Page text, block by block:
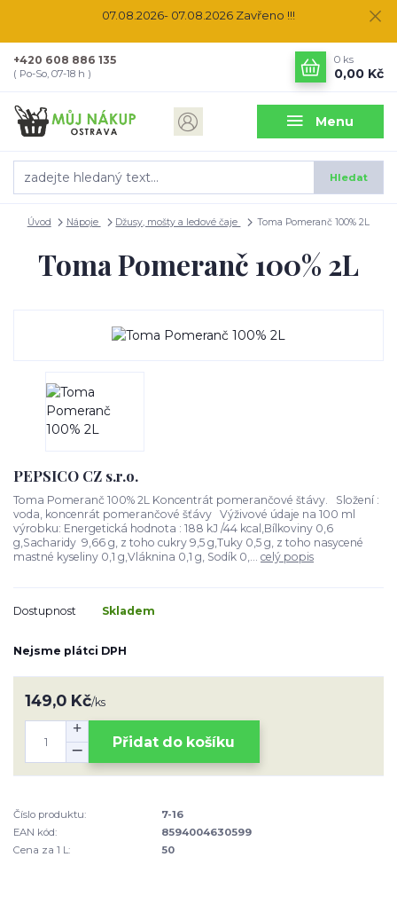
07.08.2026- 07.08.2026 Zavřeno !!!
Menu
Hledat
+420 608 886 135
( Po-So, 07-18 h )
0 ks
0,00 Kč
Úvod Nápoje Džusy, mošty a ledové čaje Toma Pomeranč 100% 2L
Toma Pomeranč 100% 2L
PEPSICO CZ s.r.o.
Toma Pomeranč 100% 2L Koncentrát pomerančové štávy. Složení :
voda, koncenrát pomerančové šťávy Výživové údaje na 100 ml
výrobku: Energetická hodnota : 188 kJ /44 kcal,Bílkoviny 0,6
g,Sacharidy 9,66 g, z toho cukry 9,5 g,Tuky 0,5 g, z toho nasycené
mastné kyseliny 0,1 g,Vláknina 0,1 g, Sodík 0,... celý popis
Dostupnost Skladem
Nejsme plátci DPH
149,0 Kč/ks
Přidat do košíku
Číslo produktu:
7-16
EAN kód:
8594004630599
Cena za 1 L:
50